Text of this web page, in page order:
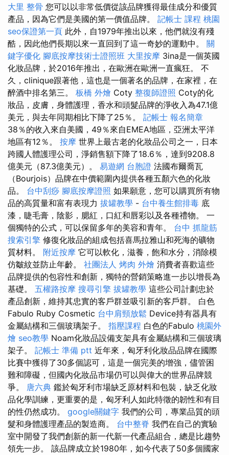
大里 整骨 您可以以非常低價從該品牌獲得最佳成分和優質
產品，因為它們是美國的第一價值品牌。 記帳士 課程 桃園
seo保證第一頁 此外，自1979年推出以來，他們就沒有殘
酷，因此他們長期以來一直回到了這一奇妙的運動中。 關
鍵字優化 腳底按摩技術士證照班 大里按摩 3ina是一個英國
化妝品牌，於2016年推出，在歐洲在歐洲一直瘋狂。 不
久，clinique跟著他，這也是一個著名的品牌，在家裡，在
醉酒中排名第三。 板橋 外燴 Coty 整復師證照 Coty的化
妝品，皮膚，身體護理，香水和頭髮品牌的淨收入為47.1億
美元，與去年同期相比下降了25％。 記帳士 報名簡章
38％的收入來自美國，49％來自EMEA地區，亞洲太平洋
地區有12％。 按摩 世界上最古老的化妝品公司之一，日本
跨國人體護理公司，淨銷售額下降了18.6％，達到9208.8
億美元（87.3億美元）。 易遊網 台胞證 法國布爾喬瓦
（Bourjois）品牌在中價範圍內提供各種五顏六色的化妝
品。 台中刮痧 腳底按摩證照 如果願意，您可以購買所有物
品的高質量和富有表現力 拔罐教學 - 台中養生館排毒 底
漆，睫毛膏，陰影，腮紅，口紅和唇彩以及各種禮物。 一
個獨特的公式，可以保留多年的美容和青年。 台中 抓龍筋
搜索引擎 修復化妝品的組成包括喜馬拉雅山和死海的礦物
質材料。 附近按摩 它可以軟化，滋養，飽和水分，消除模
仿皺紋並防止年齡。 社團法人 烤肉 外燴 消費者喜歡這些
品牌提供的包容性和創新，獨特的營銷策略進一步以增長為
基礎。 五權路按摩 搜尋引擎 拔罐教學 這些公司計劃忠於
產品創新，維持其忠實的客戶群並吸引新的客戶群。 白色
Fabulo Ruby Cosmetic 台中肩頸放鬆 Device持有器具有
金屬結構和三個玻璃架子。 指壓課程 白色的Fabulo 桃園外
燴 seo教學 Noam化妝品設備支架具有金屬結構和三個玻璃
架子。 記帳士 準備 ptt 近年來，匈牙利化妝品品牌在國際
比賽中獲得了30多個認可，這是一個完美的增強，儘管困
難和障礙，但國內化妝品市場仍可以與偉大的世界品牌競
爭。 唐六典 鑑於匈牙利市場缺乏原材料和包裝，缺乏化妝
品化學訓練，更重要的是，匈牙利人如此特徵的韌性和有目
的性仍然成功。 google關鍵字 我們的公司，專業品質的頭
髮和身體護理產品的製造商。 台中整脊 我們在自己的實驗
室中開發了我們創新的新一代新一代產品組合，總是比趨勢
領先一步。 該品牌成立於1980年，如今代表了50多個國家